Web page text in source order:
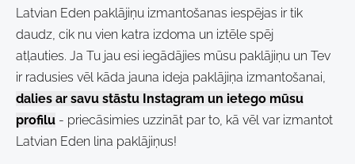
Latvian Eden paklājiņu izmantošanas iespējas ir tik
daudz, cik nu vien katra izdoma un iztēle spēj
atļauties. Ja Tu jau esi iegādājies mūsu paklājiņu un Tev
ir radusies vēl kāda jauna ideja paklājiņa izmantošanai,
dalies ar savu stāstu Instagram un ietego mūsu
profilu - priecāsimies uzzināt par to, kā vēl var izmantot
Latvian Eden lina paklājiņus!